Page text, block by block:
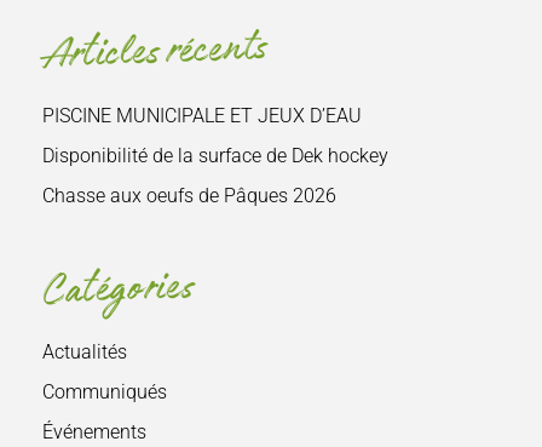
Articles récents
PISCINE MUNICIPALE ET JEUX D’EAU
Disponibilité de la surface de Dek hockey
Chasse aux oeufs de Pâques 2026
Catégories
Actualités
Communiqués
Événements